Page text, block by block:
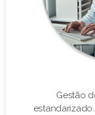
Gestão